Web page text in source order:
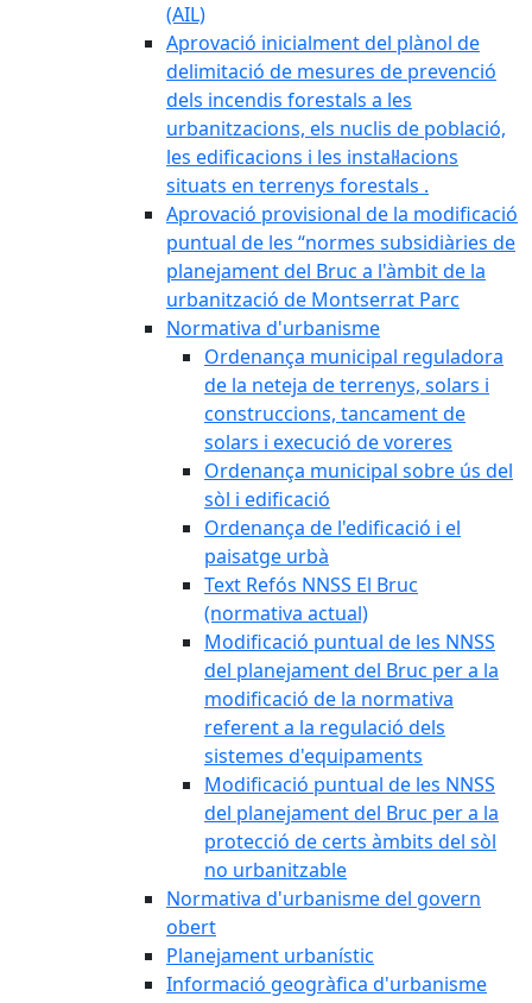
(AIL)
Aprovació inicialment del plànol de
delimitació de mesures de prevenció
dels incendis forestals a les
urbanitzacions, els nuclis de població,
les edificacions i les instal·lacions
situats en terrenys forestals .
Aprovació provisional de la modificació
puntual de les “normes subsidiàries de
planejament del Bruc a l'àmbit de la
urbanització de Montserrat Parc
Normativa d'urbanisme
Ordenança municipal reguladora
de la neteja de terrenys, solars i
construccions, tancament de
solars i execució de voreres
Ordenança municipal sobre ús del
sòl i edificació
Ordenança de l'edificació i el
paisatge urbà
Text Refós NNSS El Bruc
(normativa actual)
Modificació puntual de les NNSS
del planejament del Bruc per a la
modificació de la normativa
referent a la regulació dels
sistemes d'equipaments
Modificació puntual de les NNSS
del planejament del Bruc per a la
protecció de certs àmbits del sòl
no urbanitzable
Normativa d'urbanisme del govern
obert
Planejament urbanístic
Informació geogràfica d'urbanisme